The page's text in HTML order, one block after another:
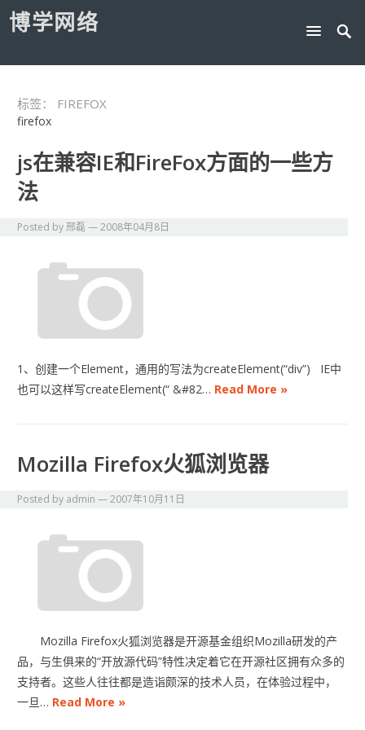
博学网络
标签： FIREFOX
firefox
js在兼容IE和FireFox方面的一些方
法
Posted by邢磊—2008年04月8日
1、创建一个Element，通用的写法为createElement(“div”) IE中
也可以这样写createElement(“ &#82… Read More »
Mozilla Firefox火狐浏览器
Posted by admin —2007年10月11日
Mozilla Firefox火狐浏览器是开源基金组织Mozilla研发的产
品，与生俱来的“开放源代码”特性决定着它在开源社区拥有众多的
支持者。这些人往往都是造诣颇深的技术人员，在体验过程中，
一旦… Read More »